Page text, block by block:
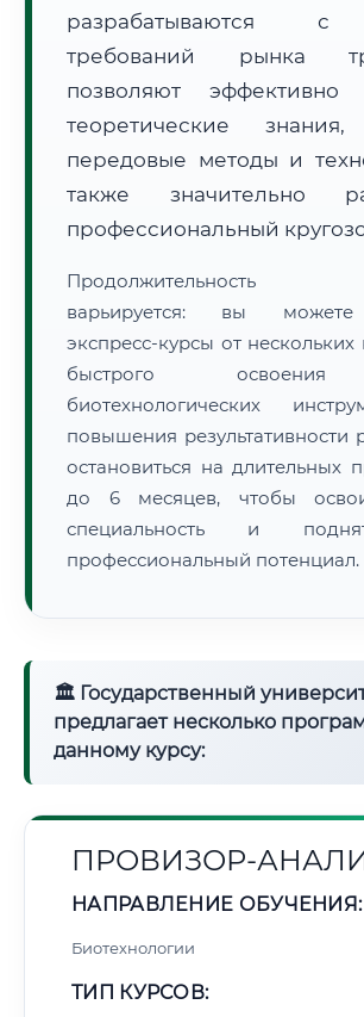
Расчет логистики оригиналов:
• Маршрут транзита:~1 826 км
• Экспресс-доставка СДЭК / Почтой: 3–5 рабочих
📜 Документы и аккредитация
Нажмите на документ для увеличения
разрабатываются с
требований рынка
позволяют эффективно
теоретические знания,
передовые методы и
также значительно
профессиональный
Продолжительность
варьируется: вы
экспресс-курсы от нескольких
быстрого
биотехнологических
повышения результативности
остановиться на длительных
до 6 месяцев, чтобы
специальность и
профессиональный потенциал.
🏛 Государственный
предлагает несколько
данному курсу:
ПРОВИЗОР-
НАПРАВЛЕНИЕ ОБУЧЕНИЯ:
Биотехнологии
ТИП КУРСОВ: